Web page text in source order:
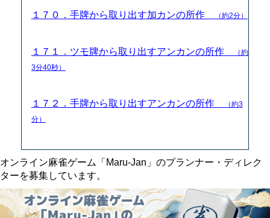
１７０．手牌から取り出す加カンの所作 （約2分）
１７１．ツモ牌から取り出すアンカンの所作
（約
3分40秒）
１７２．手牌から取り出すアンカンの所作
（約3
分）
オンライン麻雀ゲーム「Maru-Jan」のプランナー・ディレク
ターを募集しています。